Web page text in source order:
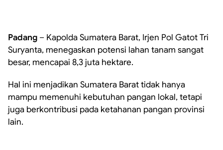
Padang – Kapolda Sumatera Barat, Irjen Pol Gatot Tri
Suryanta, menegaskan potensi lahan tanam sangat
besar, mencapai 8,3 juta hektare.
Hal ini menjadikan Sumatera Barat tidak hanya
mampu memenuhi kebutuhan pangan lokal, tetapi
juga berkontribusi pada ketahanan pangan provinsi
lain.